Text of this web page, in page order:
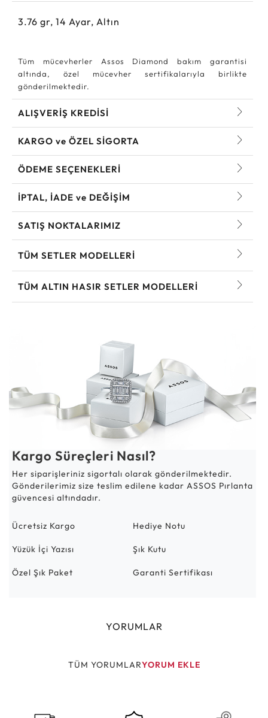
3.76 gr, 14 Ayar, Altın
Tüm mücevherler Assos Diamond bakım garantisi
altında, özel mücevher sertifikalarıyla birlikte
gönderilmektedir.
ALIŞVERİŞ KREDİSİ
KARGO ve ÖZEL SİGORTA
ÖDEME SEÇENEKLERİ
İPTAL, İADE ve DEĞİŞİM
SATIŞ NOKTALARIMIZ
TÜM SETLER MODELLERI
TÜM ALTIN HASIR SETLER MODELLERI
Kargo Süreçleri Nasıl?
Her siparişleriniz sigortalı olarak gönderilmektedir.
Gönderilerimiz size teslim edilene kadar ASSOS Pırlanta
güvencesi altındadır.
Ücretsiz Kargo Hediye Notu
Yüzük İçi Yazısı Şık Kutu
Özel Şık Paket Garanti Sertifikası
YORUMLAR
TÜM YORUMLARYORUM EKLE